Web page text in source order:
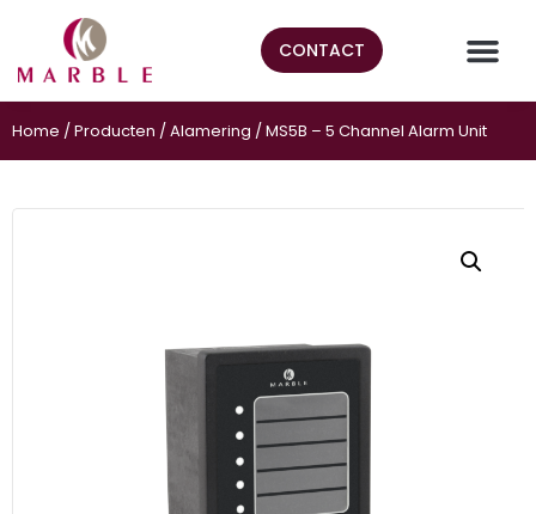
CONTACT
Home / Producten / Alamering / MS5B – 5 Channel Alarm Unit